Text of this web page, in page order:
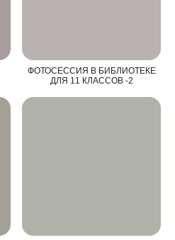
ФОТОСЕССИЯ В БИБЛИОТЕКЕ
ДЛЯ 11 КЛАССОВ -2